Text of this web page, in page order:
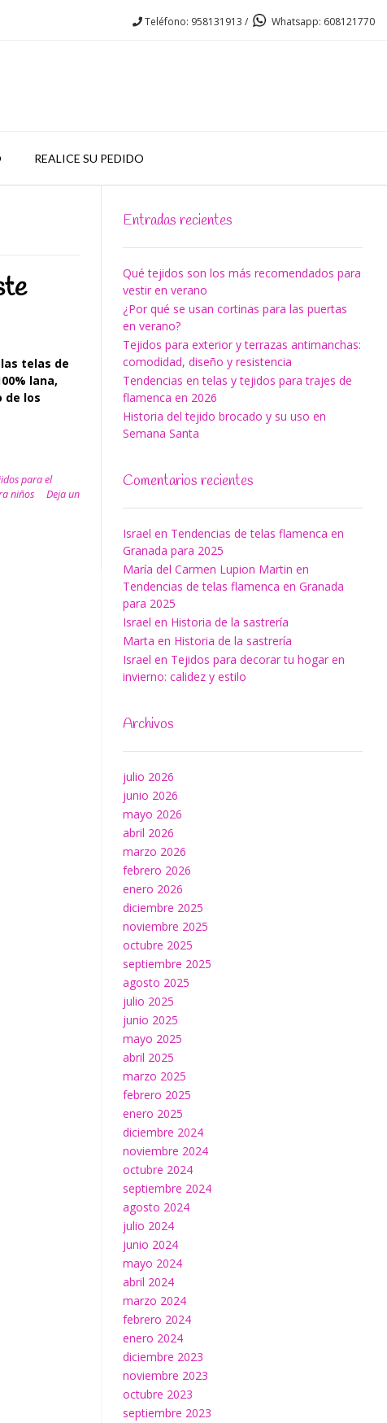
Teléfono: 958131913 / Whatsapp: 608121770
REALICE SU PEDIDO
telas de
lana,
de los
para el
niños
Deja un
Entradas recientes
Qué tejidos son los más recomendados para
vestir en verano
¿Por qué se usan cortinas para las puertas
en verano?
Tejidos para exterior y terrazas antimanchas:
comodidad, diseño y resistencia
Tendencias en telas y tejidos para trajes de
flamenca en 2026
Historia del tejido brocado y su uso en
Semana Santa
Comentarios recientes
Israel en Tendencias de telas flamenca en
Granada para 2025
María del Carmen Lupion Martin en
Tendencias de telas flamenca en Granada
para 2025
Israel en Historia de la sastrería
Marta en Historia de la sastrería
Israel en Tejidos para decorar tu hogar en
invierno: calidez y estilo
Archivos
julio 2026
junio 2026
mayo 2026
abril 2026
marzo 2026
febrero 2026
enero 2026
diciembre 2025
noviembre 2025
octubre 2025
septiembre 2025
agosto 2025
julio 2025
junio 2025
mayo 2025
abril 2025
marzo 2025
febrero 2025
enero 2025
diciembre 2024
noviembre 2024
octubre 2024
septiembre 2024
agosto 2024
julio 2024
junio 2024
mayo 2024
abril 2024
marzo 2024
febrero 2024
enero 2024
diciembre 2023
noviembre 2023
octubre 2023
septiembre 2023